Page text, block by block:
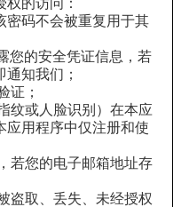
的访问：
密码不会被重复用于其
您的安全凭证信息，若
知我们；
证；
纹或人脸识别）在本应
应用程序中仅注册和使
若您的电子邮箱地址存
盗取、丢失、未经授权